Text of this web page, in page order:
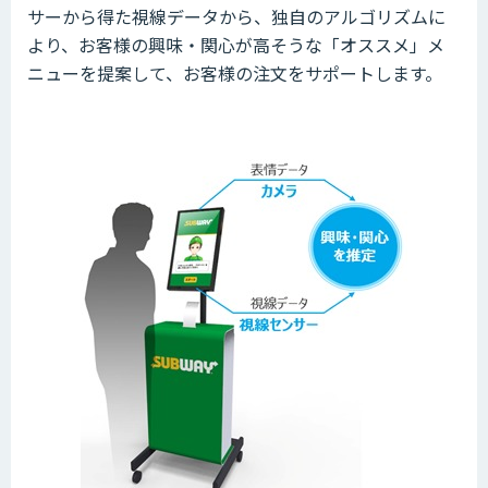
サーから得た視線データから、独自のアルゴリズムに
より、お客様の興味・関心が高そうな「オススメ」メ
ニューを提案して、お客様の注文をサポートします。